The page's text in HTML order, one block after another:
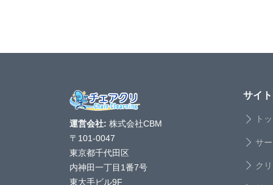
運営会社: 株式会社CBM
〒101-0047
東京都千代田区
内神田一丁目1番7号
東大手ビル9F
サイ
ト
サ
ク